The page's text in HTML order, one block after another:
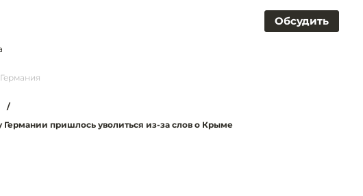
Обсудить
Германия
/
пришлось уволиться из-за слов о Крыме